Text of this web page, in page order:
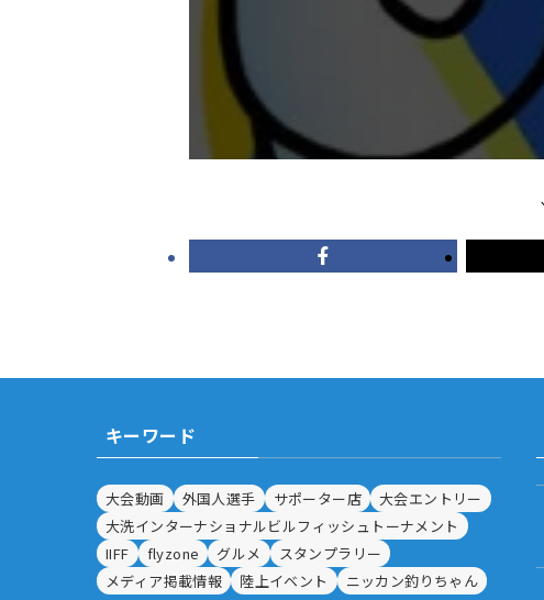
キーワード
大会動画 外国人選手 サポーター店
大会エントリー
大洗インターナショナルビルフィッシュトーナメント
IIFF
flyzone グルメ
スタンプラリー
メディア掲載情報
陸上イベント ニッカン釣りちゃん